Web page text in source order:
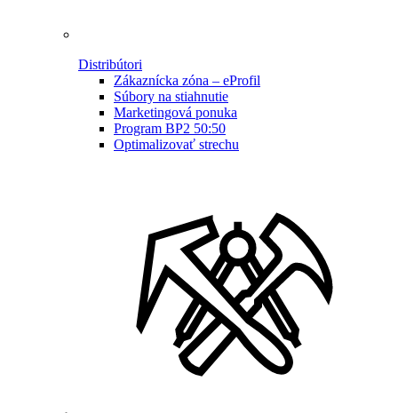
Distribútori
Zákaznícka zóna – eProfil
Súbory na stiahnutie
Marketingová ponuka
Program BP2 50:50
Optimalizovať strechu